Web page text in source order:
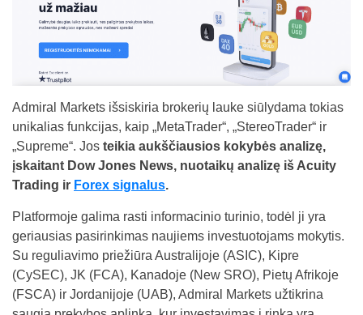
Admiral Markets išsiskiria brokerių lauke siūlydama tokias
unikalias funkcijas, kaip „MetaTrader“, „StereoTrader“ ir
„Supreme“. Jos teikia aukščiausios kokybės analizę,
įskaitant Dow Jones News, nuotaikų analizę iš Acuity
Trading ir Forex signalus.
Platformoje galima rasti informacinio turinio, todėl ji yra
geriausias pasirinkimas naujiems investuotojams mokytis.
Su reguliavimo priežiūra Australijoje (ASIC), Kipre
(CySEC), JK (FCA), Kanadoje (New SRO), Pietų Afrikoje
(FSCA) ir Jordanijoje (UAB), Admiral Markets užtikrina